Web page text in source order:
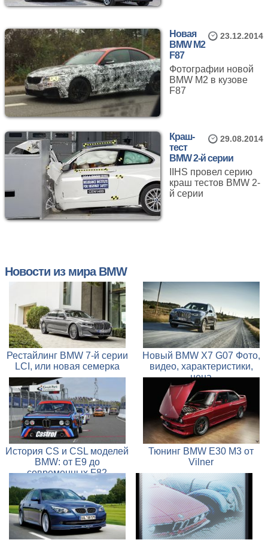
23.12.2014
Новая
BMW M2
F87
Фотографии новой
BMW M2 в кузове
F87
29.08.2014
Краш-
тест
BMW 2-й серии
IIHS провел серию
краш тестов BMW 2-
й серии
Новости из мира BMW
Рестайлинг BMW 7-й серии
LCI, или новая семерка
Новый BMW X7 G07 Фото,
видео, характеристики,
цена
История CS и CSL моделей
BMW: от E9 до
современных F82
Тюнинг BMW E30 M3 от
Vilner